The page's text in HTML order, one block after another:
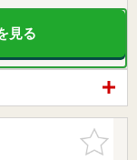
見る
お気に入
りに追加